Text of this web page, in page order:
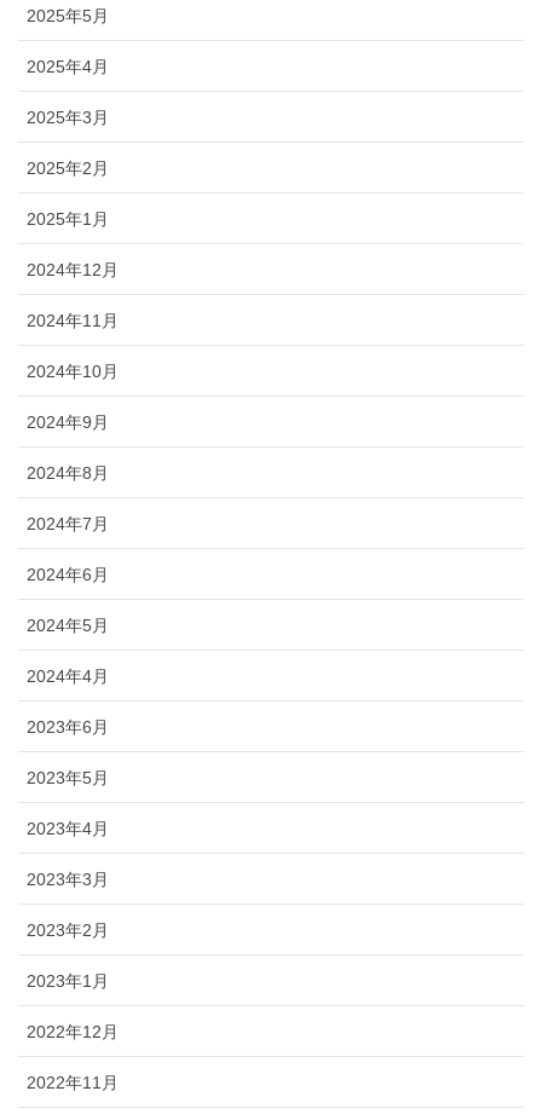
2025年5月
2025年4月
2025年3月
2025年2月
2025年1月
2024年12月
2024年11月
2024年10月
2024年9月
2024年8月
2024年7月
2024年6月
2024年5月
2024年4月
2023年6月
2023年5月
2023年4月
2023年3月
2023年2月
2023年1月
2022年12月
2022年11月